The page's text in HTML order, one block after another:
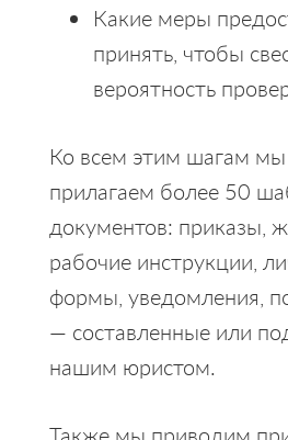
Какие меры
принять, чтобы
вероятность
Ко всем этим шагам мы
прилагаем более 50
документов: приказы,
рабочие инструкции,
формы, уведомления,
— составленные или
нашим юристом.